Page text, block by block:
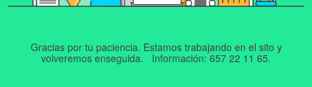
Gracias por tu paciencia. Estamos trabajando en el sito y
volveremos enseguida. Información: 657 22 11 65.